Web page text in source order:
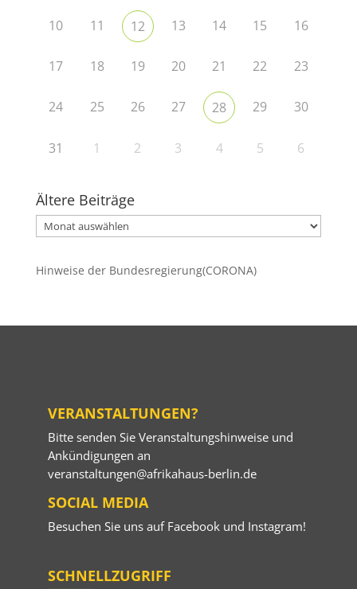
10 11 12 13 14 15 16
17 18 19 20 21 22 23
24 25 26 27 28 29 30
31 1 2 3 4 5 6
Ältere Beiträge
Ältere
Beiträge
Hinweise der Bundesregierung(CORONA)
VERANSTALTUNGEN?
Bitte senden Sie Veranstaltungshinweise und
Ankündigungen an
veranstaltungen@afrikahaus-berlin.de
SOCIAL MEDIA
Besuchen Sie uns auf Facebookund Instagram!
SCHNELLZUGRIFF